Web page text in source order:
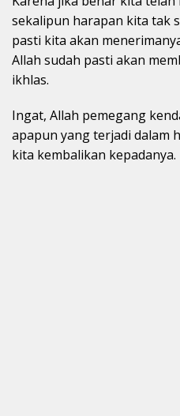
sekalipun harapan kita tak
pasti kita akan
Allah sudah pasti akan
ikhlas.
Ingat, Allah pemegang
apapun yang terjadi dalam
kita kembalikan kepadanya.